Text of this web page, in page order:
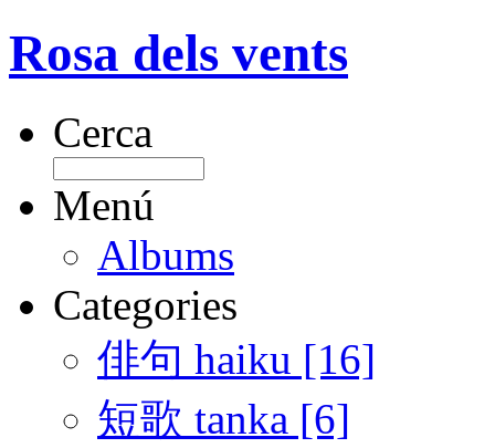
Rosa dels vents
Cerca
Menú
Albums
Categories
俳句 haiku [16]
短歌 tanka [6]